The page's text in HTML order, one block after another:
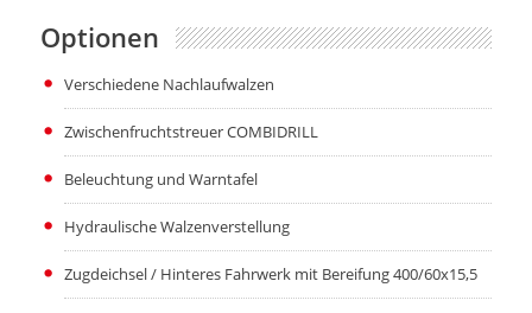
Optionen
Verschiedene Nachlaufwalzen
Zwischenfruchtstreuer COMBIDRILL
Beleuchtung und Warntafel
Hydraulische Walzenverstellung
Zugdeichsel / Hinteres Fahrwerk mit Bereifung 400/60x15,5